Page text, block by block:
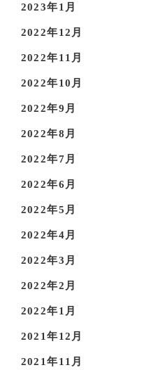
2023年1月
2022年12月
2022年11月
2022年10月
2022年9月
2022年8月
2022年7月
2022年6月
2022年5月
2022年4月
2022年3月
2022年2月
2022年1月
2021年12月
2021年11月